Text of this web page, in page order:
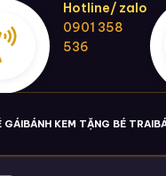
Hotline/ zalo
0901 358
536
GÁIBÁNH KEM TẶNG BÉ TRAI